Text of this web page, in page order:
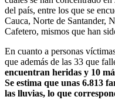
del país, entre los que se
Cauca, Norte de Santander,
Cafetero, mismos que han
En cuanto a personas
que además de las 33 que
encuentran heridas y 10
Se estima que unas 6.813
las lluvias, lo que